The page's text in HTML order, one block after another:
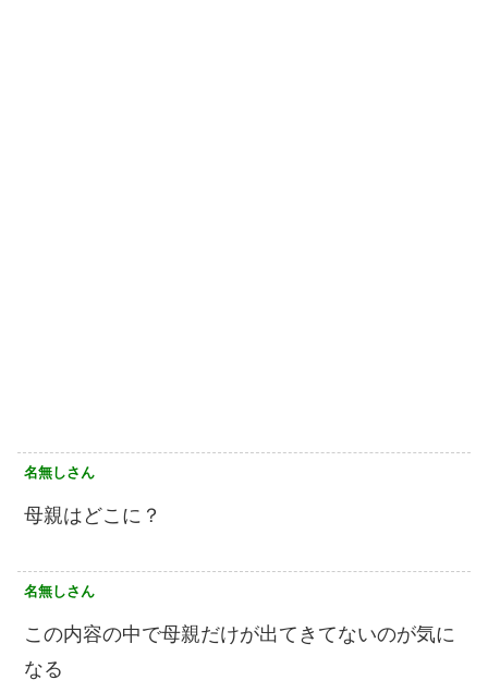
名無しさん
母親はどこに？
名無しさん
この内容の中で母親だけが出てきてないのが気に
なる